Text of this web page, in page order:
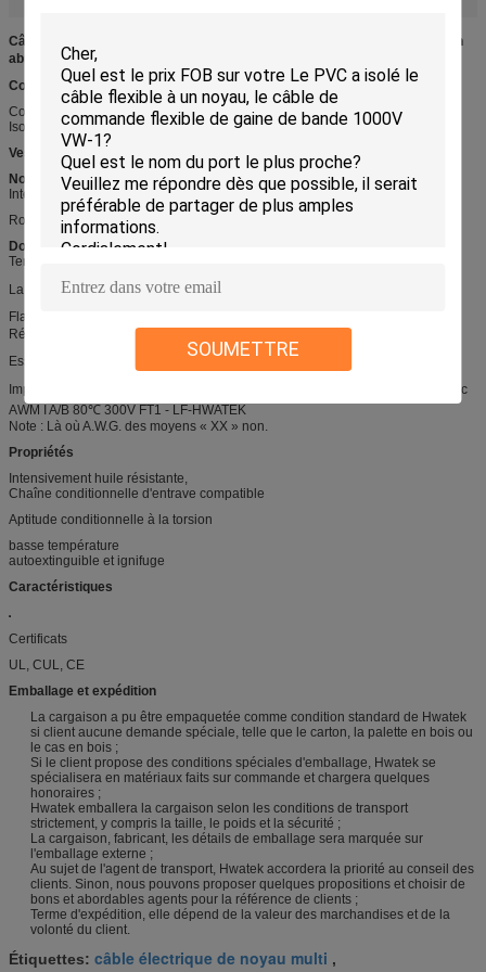
SOUMETTRE
Câble flexible du Multiple-noyau UL20549, gaine de PUR, haut flexible, non
abritée, 80 ℃, 300V VW-1
Construction
Conducteur : échoué, étamé ou découvrez le cuivre, IEC60228 CL5
Isolation : PVC spécial, SRPVC, pp, TPEE
Veste
: PUR
Normes
International : UL758, UL1581, UL2556
RoHS, PORTÉE conforme,
Données techniques
Tension évaluée : 300V
La température évaluée : - 40℃-80℃
Flamme : VW-1, FT1, PI2
Résistance d'huile : huile de 60 ℃ ou de 80 ℃
Essai de tenue de tension : C.A. 2.0kV/1min
Impression : STYLE
20549 AWGXX 80℃ 300V VW-1 d'E258652 AWM ---c
AWM I A/B 80℃ 300V FT1 - LF-HWATEK
Note : Là où A.W.G. des moyens « XX » non.
Propriétés
Intensivement huile résistante,
Chaîne conditionnelle d'entrave compatible
Aptitude conditionnelle à la torsion
basse température
autoextinguible et ignifuge
Caractéristiques
Certificats
UL, CUL, CE
Emballage et expédition
La cargaison a pu être empaquetée comme condition standard de Hwatek
si client aucune demande spéciale, telle que le carton, la palette en bois ou
le cas en bois ;
Si le client propose des conditions spéciales d'emballage, Hwatek se
spécialisera en matériaux faits sur commande et chargera quelques
honoraires ;
Hwatek emballera la cargaison selon les conditions de transport
strictement, y compris la taille, le poids et la sécurité ;
La cargaison, fabricant, les détails de emballage sera marquée sur
l'emballage externe ;
Au sujet de l'agent de transport, Hwatek accordera la priorité au conseil des
clients. Sinon, nous pouvons proposer quelques propositions et choisir de
bons et abordables agents pour la référence de clients ;
Terme d'expédition, elle dépend de la valeur des marchandises et de la
volonté du client.
Étiquettes: câble électrique de noyau multi ,